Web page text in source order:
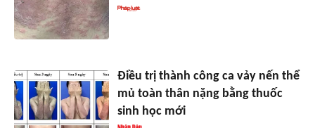
Điều trị thành công ca vảy nến thể
mủ toàn thân nặng bằng thuốc
sinh học mới